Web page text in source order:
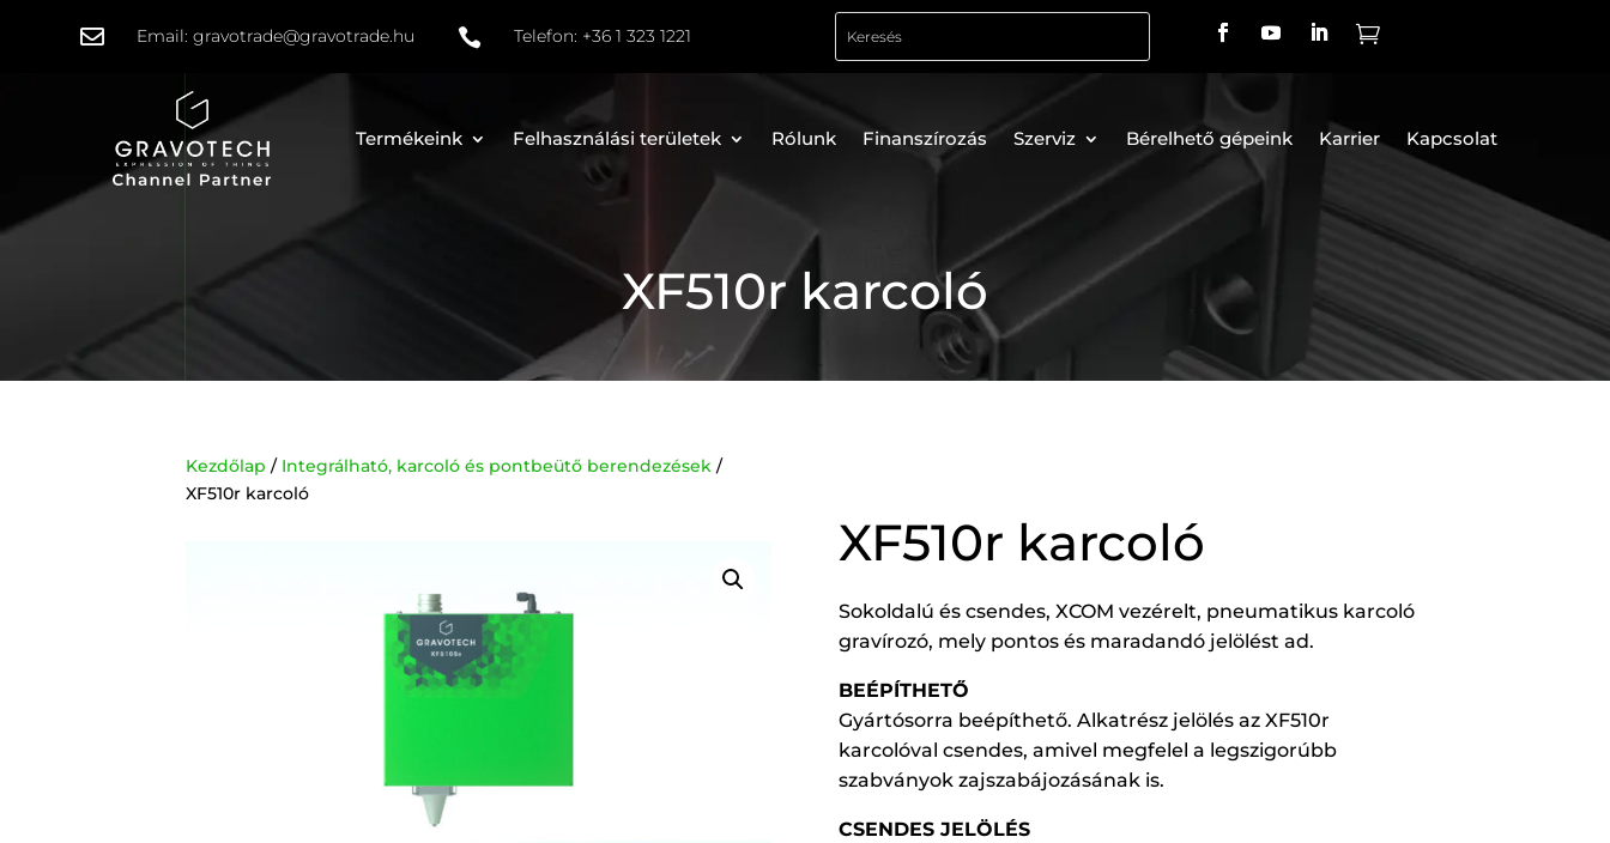
 Email:gravotrade@gravotrade.hu  Telefon: +36 1 323 1221 
Termékeink Felhasználási területek Rólunk Finanszírozás Szerviz Bérelhető gépeink Karrier Kapcsolat
XF510r karcoló
Kezdőlap / Integrálható, karcoló és pontbeütő berendezések /
XF510r karcoló
XF510r karcoló
Sokoldalú és csendes, XCOM vezérelt, pneumatikus karcoló
gravírozó, mely pontos és maradandó jelölést ad.
BEÉPÍTHETŐ
Gyártósorra beépíthető. Alkatrész jelölés az XF510r
karcolóval csendes, amivel megfelel a legszigorúbb
szabványok zajszabájozásának is.
CSENDES JELÖLÉS